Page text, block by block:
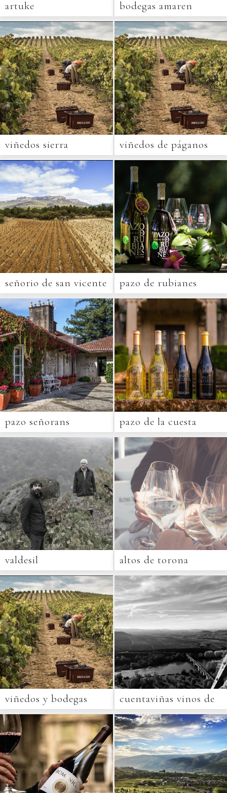
artuke bodegas amaren
viñedos sierra
cantabria
viñedos de páganos
señorio de san vicente pazo de rubianes
pazo señorans pazo de la cuesta
valdesil altos de torona
viñedos y bodegas
sierra cantabria
cuentaviñas vinos de
origen